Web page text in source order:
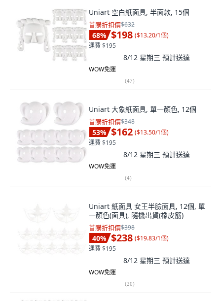
Uniart 空白紙面具, 半面款, 15個
首購折扣價$632
68% $198 ($13.20/1個)
運費 $195
8/12 星期三 預計送達
WOW免運
(47)
Uniart 大象紙面具, 單一顏色, 12個
首購折扣價$348
53% $162 ($13.50/1個)
運費 $195
8/12 星期三 預計送達
WOW免運
(4)
Uniart 紙面具 女王半臉面具, 12個, 單
一顏色(面具), 隨機出貨(橡皮筋)
首購折扣價$398
40% $238 ($19.83/1個)
運費 $195
8/12 星期三 預計送達
WOW免運
(20)